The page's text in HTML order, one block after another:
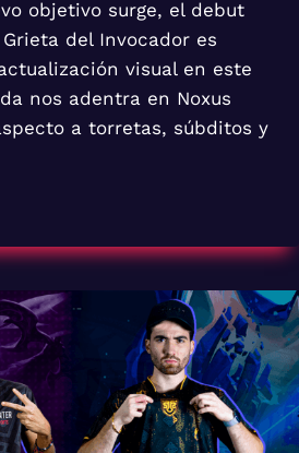
objetivo surge, el debut
Grieta del Invocador es
visual en este
nos adentra en Noxus
a torretas, súbditos y